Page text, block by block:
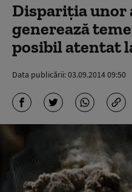
Dispariţia unor
generează
posibil atentat
Data publicării:03.09.2014 09:50